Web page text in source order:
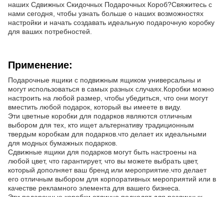
наших Сдвижных Скидочных Подарочных Короб?Свяжитесь с
нами сегодня, чтобы узнать больше о наших возможностях
настройки и начать создавать идеальную подарочную коробку
для ваших потребностей.
Применение:
Подарочные ящики с подвижным ящиком универсальны и
могут использоваться в самых разных случаях.Коробки можно
настроить на любой размер, чтобы убедиться, что они могут
вместить любой подарок, который вы имеете в виду.
Эти цветные коробки для подарков являются отличным
выбором для тех, кто ищет альтернативу традиционным
твердым коробкам для подарков.что делает их идеальными
для модных бумажных подарков.
Сдвижные ящики для подарков могут быть настроены на
любой цвет, что гарантирует, что вы можете выбрать цвет,
который дополняет ваш бренд или мероприятие.что делает
его отличным выбором для корпоративных мероприятий или в
качестве рекламного элемента для вашего бизнеса.